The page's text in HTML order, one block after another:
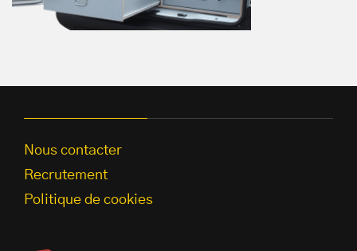
Nous contacter
Recrutement
Politique de cookies